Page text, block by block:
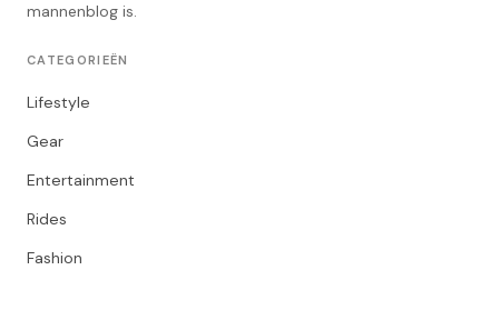
mannenblog is.
CATEGORIEËN
Lifestyle
Gear
Entertainment
Rides
Fashion